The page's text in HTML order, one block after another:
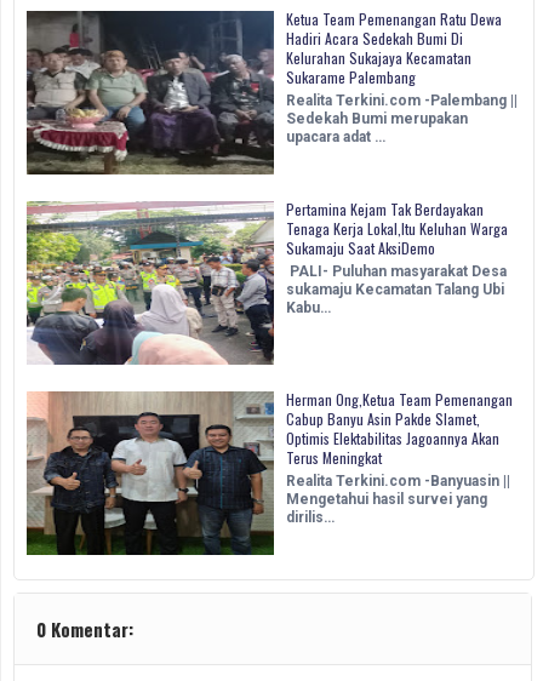
Ketua Team Pemenangan Ratu Dewa
Hadiri Acara Sedekah Bumi Di
Kelurahan Sukajaya Kecamatan
Sukarame Palembang
Realita Terkini.com -Palembang ||
Sedekah Bumi merupakan
upacara adat …
Pertamina Kejam Tak Berdayakan
Tenaga Kerja Lokal,Itu Keluhan Warga
Sukamaju Saat AksiDemo
PALI- Puluhan masyarakat Desa
sukamaju Kecamatan Talang Ubi
Kabu…
Herman Ong,Ketua Team Pemenangan
Cabup Banyu Asin Pakde Slamet,
Optimis Elektabilitas Jagoannya Akan
Terus Meningkat
Realita Terkini.com -Banyuasin ||
Mengetahui hasil survei yang
dirilis…
0 Komentar: